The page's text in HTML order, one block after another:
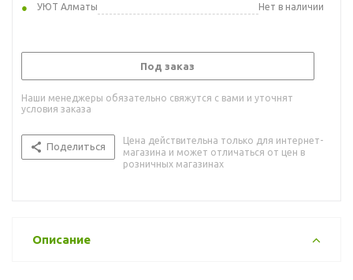
УЮТ Алматы
Нет в наличии
Под заказ
Наши менеджеры обязательно свяжутся с вами и уточнят
условия заказа
Поделиться
Цена действительна только для интернет-
магазина и может отличаться от цен в
розничных магазинах
Описание